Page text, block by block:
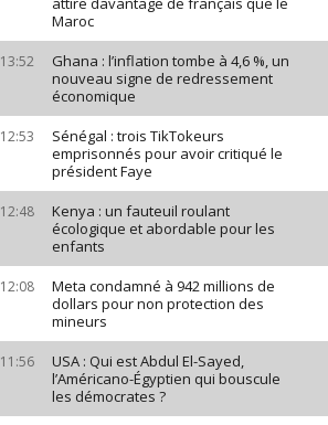
Maroc
13:52
Ghana : l’inflation tombe à 4,6 %, un
nouveau signe de redressement
économique
12:53
Sénégal : trois TikTokeurs
emprisonnés pour avoir critiqué le
président Faye
12:48
Kenya : un fauteuil roulant
écologique et abordable pour les
enfants
12:08
Meta condamné à 942 millions de
dollars pour non protection des
mineurs
11:56
USA : Qui est Abdul El-Sayed,
l’Américano-Égyptien qui bouscule
les démocrates ?